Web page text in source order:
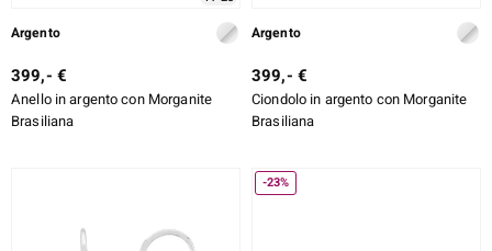
Argento
399,- €
Anello in argento con Morganite
Brasiliana
Argento
399,- €
Ciondolo in argento con Morganite
Brasiliana
-23%